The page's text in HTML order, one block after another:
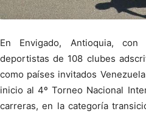
En Envigado, Antioquia,
deportistas de 108 clubes
como países invitados
inicio al 4º Torneo Nacional
carreras, en la categoría